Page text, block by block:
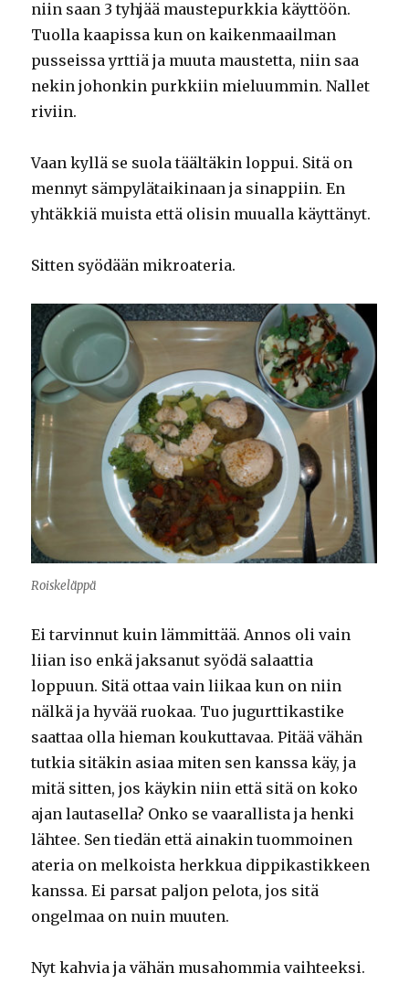
niin saan 3 tyhjää maustepurkkia käyttöön.
Tuolla kaapissa kun on kaikenmaailman
pusseissa yrttiä ja muuta maustetta, niin saa
nekin johonkin purkkiin mieluummin. Nallet
riviin.
Vaan kyllä se suola täältäkin loppui. Sitä on
mennyt sämpylätaikinaan ja sinappiin. En
yhtäkkiä muista että olisin muualla käyttänyt.
Sitten syödään mikroateria.
Roiskeläppä
Ei tarvinnut kuin lämmittää. Annos oli vain
liian iso enkä jaksanut syödä salaattia
loppuun. Sitä ottaa vain liikaa kun on niin
nälkä ja hyvää ruokaa. Tuo jugurttikastike
saattaa olla hieman koukuttavaa. Pitää vähän
tutkia sitäkin asiaa miten sen kanssa käy, ja
mitä sitten, jos käykin niin että sitä on koko
ajan lautasella? Onko se vaarallista ja henki
lähtee. Sen tiedän että ainakin tuommoinen
ateria on melkoista herkkua dippikastikkeen
kanssa. Ei parsat paljon pelota, jos sitä
ongelmaa on nuin muuten.
Nyt kahvia ja vähän musahommia vaihteeksi.